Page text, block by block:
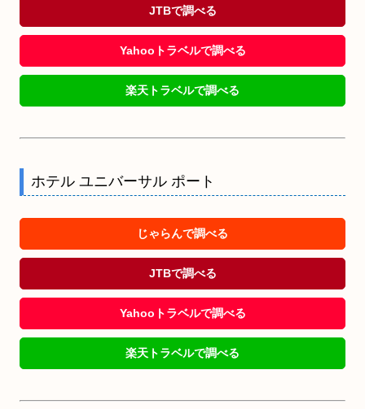
JTBで調べる
Yahooトラベルで調べる
楽天トラベルで調べる
ホテル ユニバーサル ポート
じゃらんで調べる
JTBで調べる
Yahooトラベルで調べる
楽天トラベルで調べる